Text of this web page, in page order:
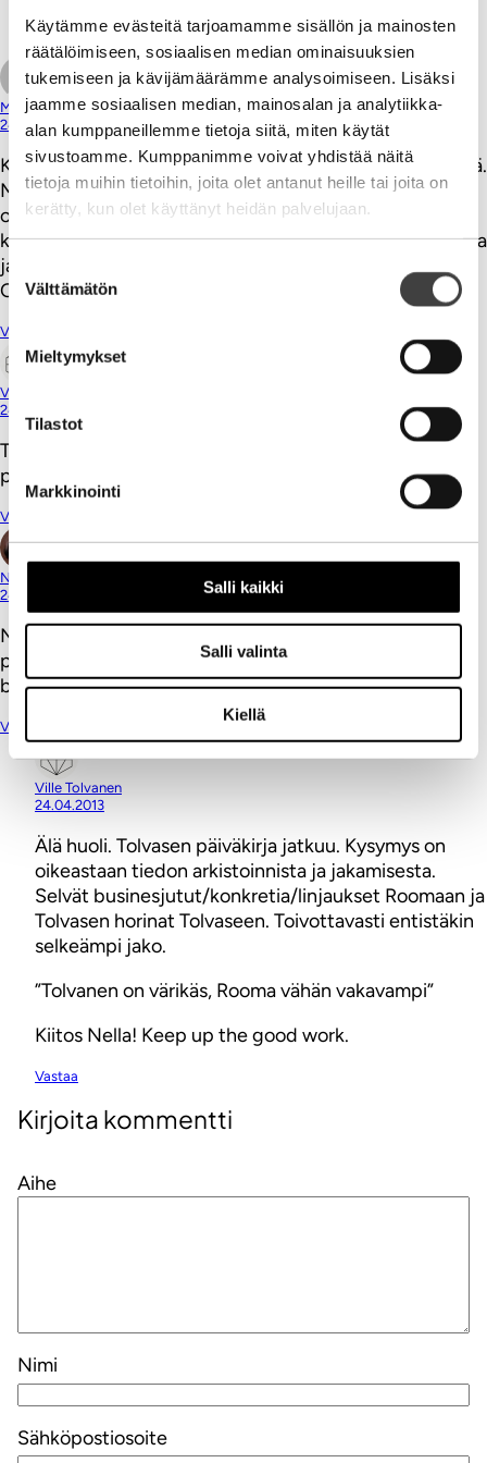
Käytämme evästeitä tarjoamamme sisällön ja mainosten
räätälöimiseen, sosiaalisen median ominaisuuksien
tukemiseen ja kävijämäärämme analysoimiseen. Lisäksi
jaamme sosiaalisen median, mainosalan ja analytiikka-
alan kumppaneillemme tietoja siitä, miten käytät
sivustoamme. Kumppanimme voivat yhdistää näitä
tietoja muihin tietoihin, joita olet antanut heille tai joita on
kerätty, kun olet käyttänyt heidän palvelujaan.
Suostumuksen
valinta
Välttämätön
Mieltymykset
Tilastot
Markkinointi
Salli kaikki
Salli valinta
Kiellä
Vastaa
Marko Orenius (@markoorenius)
24.04.2013
Kieltämättä vain näyttämällä tyypillisesti saa ymmärrystä.
Mitä vaikeampi, ei-materiaalinen asia, sen hankalampaa
on kommunikointi. Eikä tässä auta että kieli, jota
käytetään on myös monille meistä uutta, uusin termein ja
jatkuvassa muutoksessa. Nyt Rooma näyttää ja kertoo.
Ollaan kuulolla.
Vastaa
Ville Tolvanen
24.04.2013
Tackar! Tiili kerrallaan, samoin päivä. Ehkä johonkin
päästään! Terkut, V
Vastaa
Nella Samu
24.04.2013
No niin, kysyn sen mikä mieltäni on kaihertanu koko
päivän. Eihän tämä ollut samalla villetolvanen.com-
blogin muistokirjoitus?
Vastaa
Ville Tolvanen
24.04.2013
Älä huoli. Tolvasen päiväkirja jatkuu. Kysymys on
oikeastaan tiedon arkistoinnista ja jakamisesta.
Selvät businesjutut/konkretia/linjaukset Roomaan ja
Tolvasen horinat Tolvaseen. Toivottavasti entistäkin
selkeämpi jako.
”Tolvanen on värikäs, Rooma vähän vakavampi”
Kiitos Nella! Keep up the good work.
Vastaa
Kirjoita kommentti
Aihe
Nimi
Sähköpostiosoite